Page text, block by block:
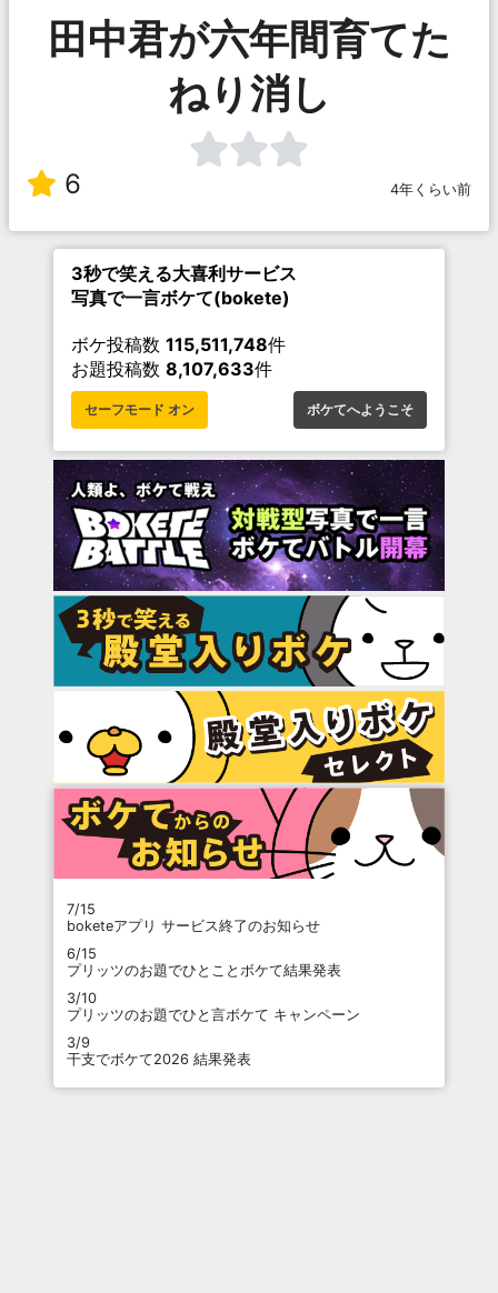
田中君が六年間育てた
ねり消し
6 4年くらい前
3秒で笑える大喜利サービス
写真で一言ボケて(bokete)
ボケ投稿数 115,511,748件
お題投稿数 8,107,633件
セーフモード オン ボケてへようこそ
7/15
boketeアプリ サービス終了のお知らせ
6/15
プリッツのお題でひとことボケて結果発表
3/10
プリッツのお題でひと言ボケて キャンペーン
3/9
干支でボケて2026 結果発表